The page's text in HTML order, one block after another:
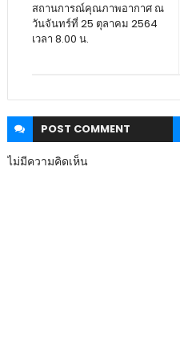
สถานการณ์คุณภาพอากาศ ณ
วันจันทร์ที่ 25 ตุลาคม 2564
เวลา 8.00 น.
POST COMMENT
ไม่มีความคิดเห็น